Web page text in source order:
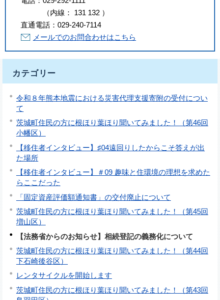
（内線 ： 131 132 ）
直通電話： 029-240-7114
メールでのお問合わせはこちら
カテゴリー
令和８年熊本地震における災害代理支援寄附の受付につい
て
茨城町住民の方に根ほり葉ほり聞いてみました！（第46回
小幡区）
【移住者インタビュー】♯04遠回りしたからこそ答えが出
た場所
【移住者インタビュー】＃09 趣味と住環境の理想を求めた
らここだった
「固定資産評価額通知書」の交付廃止について
茨城町住民の方に根ほり葉ほり聞いてみました！（第45回
増山区）
【法務省からのお知らせ】相続登記の義務化について
茨城町住民の方に根ほり葉ほり聞いてみました！（第44回
下石崎後谷区）
レンタサイクルを開始します
茨城町住民の方に根ほり葉ほり聞いてみました！（第43回